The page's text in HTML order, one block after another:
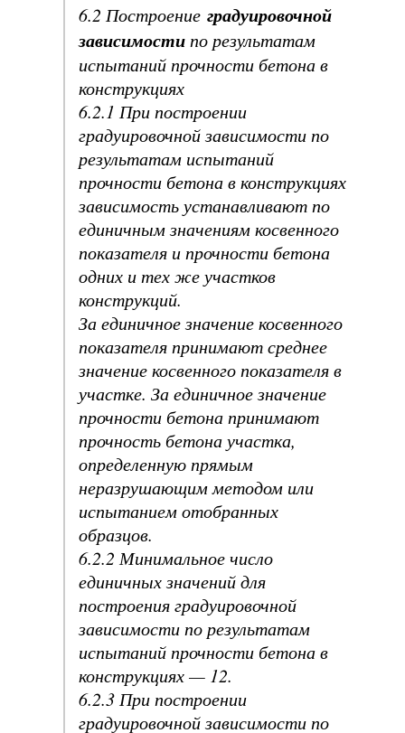
6.2 Построение градуировочной
зависимостипо результатам
испытаний прочности бетона в
конструкциях
6.2.1 При построении
градуировочной зависимости по
результатам испытаний
прочности бетона в конструкциях
зависимость устанавливают по
единичным значениям косвенного
показателя и прочности бетона
одних и тех же участков
конструкций.
За единичное значение косвенного
показателя принимают среднее
значение косвенного показателя в
участке. За единичное значение
прочности бетона принимают
прочность бетона участка,
определенную прямым
неразрушающим методом или
испытанием отобранных
образцов.
6.2.2 Минимальное число
единичных значений для
построения градуировочной
зависимости по результатам
испытаний прочности бетона в
конструкциях — 12.
6.2.3 При построении
градуировочной зависимости по